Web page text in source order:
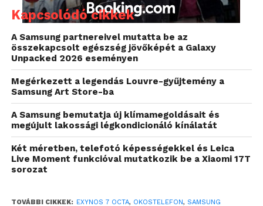
Kapcsolódó cikkek
A Samsung partnereivel mutatta be az
összekapcsolt egészség jövőképét a Galaxy
Unpacked 2026 eseményen
Megérkezett a legendás Louvre-gyűjtemény a
Samsung Art Store-ba
A Samsung bemutatja új klímamegoldásait és
megújult lakossági légkondicionáló kínálatát
Két méretben, telefotó képességekkel és Leica
Live Moment funkcióval mutatkozik be a Xiaomi 17T
sorozat
TOVÁBBI CIKKEK: EXYNOS 7 OCTA, OKOSTELEFON, SAMSUNG